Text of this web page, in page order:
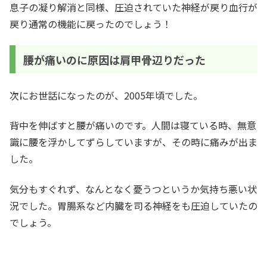
息子の凝り解消と同様、圧迫されていた神経が戻り血行が
戻り通常の機能に戻ったのでしょう！
腰が痛いのに原因は肩甲骨辺りだった
次にお世話になったのが、2005年頃でした。
背中を伸ばすと腰が痛いのです。人間は寝ている時、無意
識に腰を浮かしてずらしていますが、その時に痛みが出ま
した。
気分もすぐれず、なんとなく憂うつというか気持ち悪い状
況でした。胃腸系など内臓を司る神経をも圧迫していたの
でしょう。